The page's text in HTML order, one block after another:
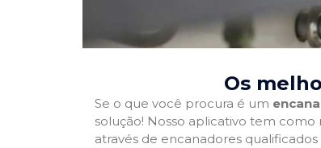
Os
Se o que você procura é um
solução! Nosso aplicativo tem como
através de encanadores qualificados